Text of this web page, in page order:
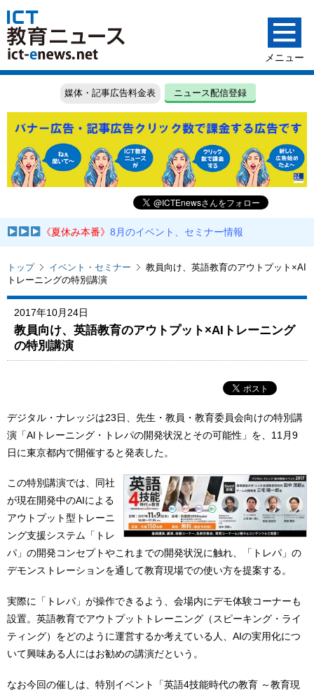
媒体・記事広告料金表 ニュース配信登録
《夏休み本番》8月のイベント、セミナー情報
トップ イベント・セミナー
教員向け、英語教育のアウトプット×AI
トレーニングの特別講演
2017年10月24日
教員向け、英語教育のアウトプット×AIトレーニング
の特別講演
デジタル・ナレッジは23日、先生・教員・教育委員会向けの特別講
演「AIトレーニング・トレパの開発状況とその可能性」を、11月9
日に東京都内で開催すると発表した。
この特別講演では、同社
が現在開発中のAIによる
アウトプット型トレーニ
ング支援システム「トレ
パ」の開発コンセプトやこれまでの開発状況に触れ、「トレパ」の
デモンストレーションを通して教育現場での使い方を提案する。
実際に「トレパ」が操作できるよう、会場内にデモ体験コーナーも
設置。英語教育でアウトプットトレーニング（スピーキング・ライ
ティング）をどのように運営するか考えている人、AIの実用化につ
いて興味ある人にはお勧めの講演だという。
なお今回の催しは、特別イベント「英語4技能時代の教育 ～教育現